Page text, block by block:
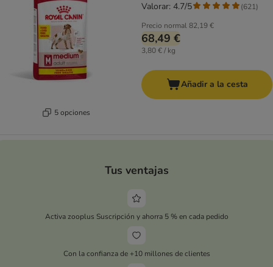
5 opciones
Precio normal82,19 €
68,49 €
3,80 € / kg
Valorar: 4.7/5 (621)
Añadir a la cesta
Tus ventajas
Activa zooplus Suscripción y ahorra 5 % en cada pedido
Con la confianza de +10 millones de clientes